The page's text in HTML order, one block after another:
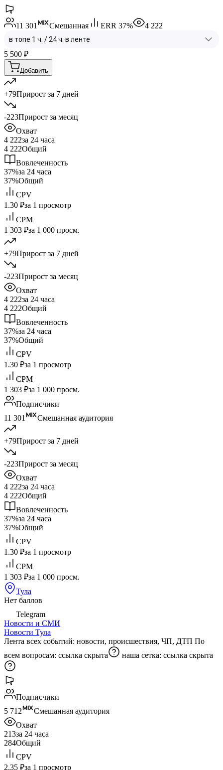
11 301 Смешанная ERR 37% 4 222
5 500 ₽
Добавить
+79Прирост за 7 дней
-223Прирост за месяц
Охват
4 222за 24 часа
4 222Общий
Вовлеченность
37%за 24 часа
37%Общий
CPV
1.30 ₽за 1 просмотр
CPM
1 303 ₽за 1 000 просм.
+79Прирост за 7 дней
-223Прирост за месяц
Охват
4 222за 24 часа
4 222Общий
Вовлеченность
37%за 24 часа
37%Общий
CPV
1.30 ₽за 1 просмотр
CPM
1 303 ₽за 1 000 просм.
Подписчики
11 301
Смешанная аудитория
+79Прирост за 7 дней
-223Прирост за месяц
Охват
4 222за 24 часа
4 222Общий
Вовлеченность
37%за 24 часа
37%Общий
CPV
1.30 ₽за 1 просмотр
CPM
1 303 ₽за 1 000 просм.
Тула
Нет баллов
Telegram
Новости и СМИ
Новости Тула
Лента всех событий: новости, происшествия, ЧП, ДТП По
всем вопросам: ссылка скрыта наша сетка: ссылка скрыта
Подписчики
5 712
Смешанная аудитория
Охват
213за 24 часа
284Общий
CPV
2.35 ₽за 1 просмотр